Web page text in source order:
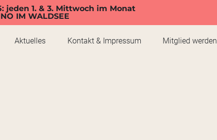
jeden 1. & 3. Mittwoch im Monat
IM WALDSEE
Aktuelles Kontakt & Impressum Mitglied werden